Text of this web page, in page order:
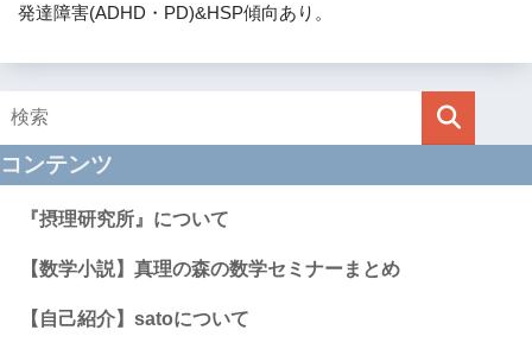
発達障害(ADHD・PD)&HSP傾向あり。
コンテンツ
『摂理研究所』について
【数学小説】真理の森の数学セミナーまとめ
【自己紹介】satoについて